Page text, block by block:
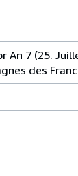
7 (25.
des